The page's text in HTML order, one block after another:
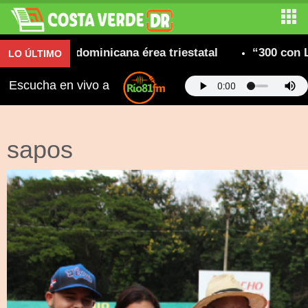
LO ÚLTIMO dominicana érea triestatal “300 con
Escucha en vivo a
sapos